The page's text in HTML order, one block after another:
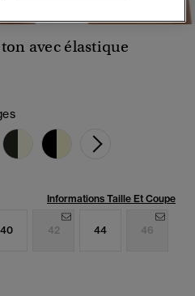
avec élastique
Informations Taille Et Coupe
40 42 44 46